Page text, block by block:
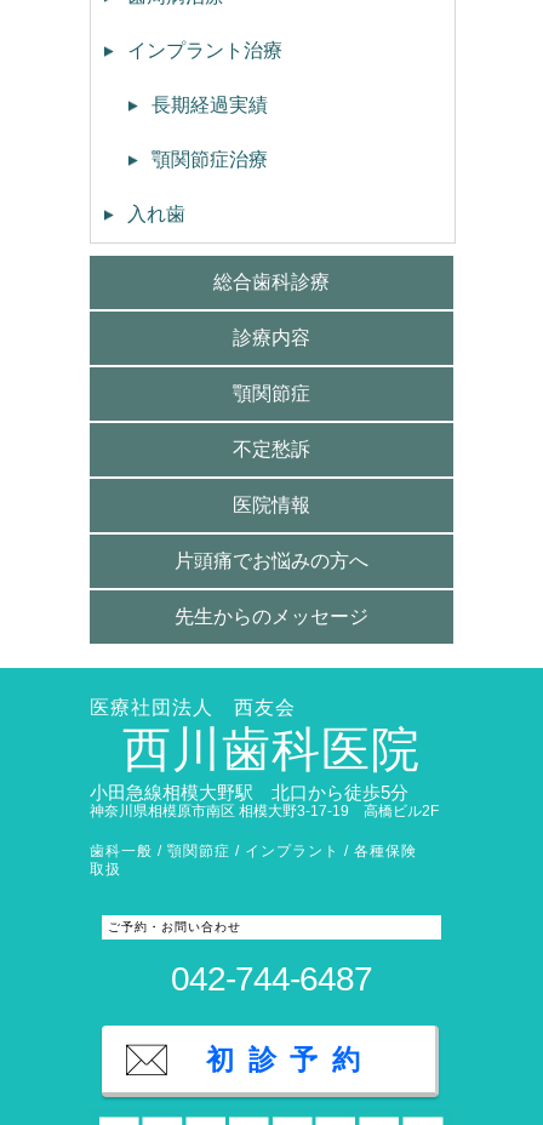
インプラント治療
長期経過実績
顎関節症治療
入れ歯
総合歯科診療
診療内容
顎関節症
不定愁訴
医院情報
片頭痛でお悩みの方へ
先生からのメッセージ
医療社団法人 西友会
西川歯科医院
小田急線相模大野駅 北口から徒歩5分
神奈川県相模原市南区 相模大野3-17-19 高橋ビル2F
歯科一般 / 顎関節症 / インプラント / 各種保険
取扱
ご予約・お問い合わせ
042-744-6487
初診予約